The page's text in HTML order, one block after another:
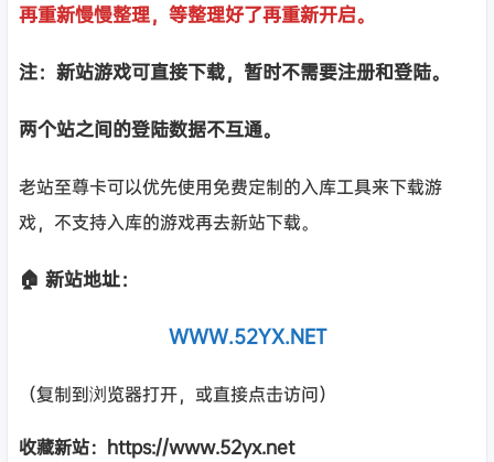
再重新慢慢整理，等整理好了再重新开启。
注：新站游戏可直接下载，暂时不需要注册和登陆。
两个站之间的登陆数据不互通。
老站至尊卡可以优先使用免费定制的入库工具来下载游
戏，不支持入库的游戏再去新站下载。
🏠 新站地址：
WWW.52YX.NET
（复制到浏览器打开，或直接点击访问）
收藏新站：https://www.52yx.net